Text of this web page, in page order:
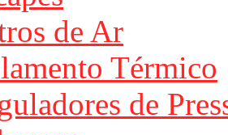
de Ar
Térmico
de